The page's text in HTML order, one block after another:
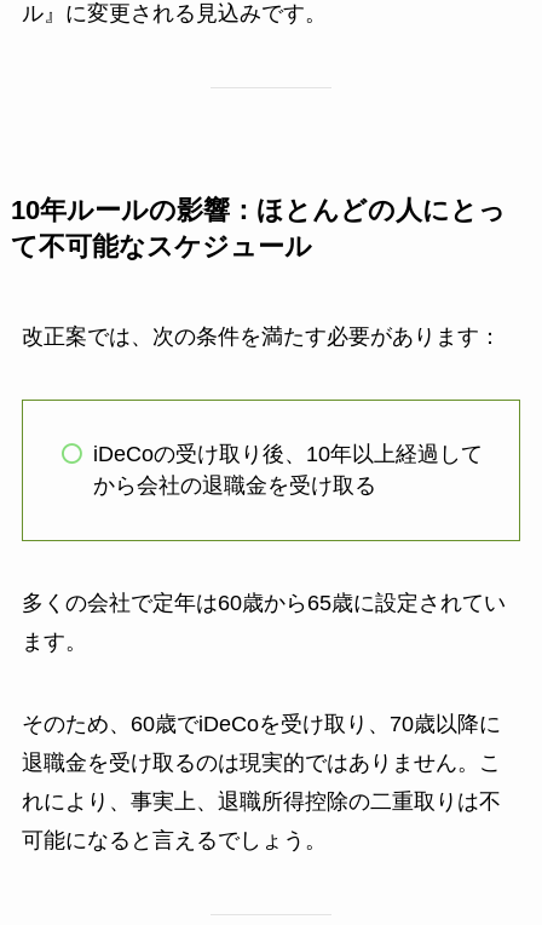
ル』に変更される見込みです。
10年ルールの影響：ほとんどの人にとっ
て不可能なスケジュール
改正案では、次の条件を満たす必要があります：
iDeCoの受け取り後、10年以上経過して
から会社の退職金を受け取る
多くの会社で定年は60歳から65歳に設定されてい
ます。
そのため、60歳でiDeCoを受け取り、70歳以降に
退職金を受け取るのは現実的ではありません。こ
れにより、事実上、退職所得控除の二重取りは不
可能になると言えるでしょう。